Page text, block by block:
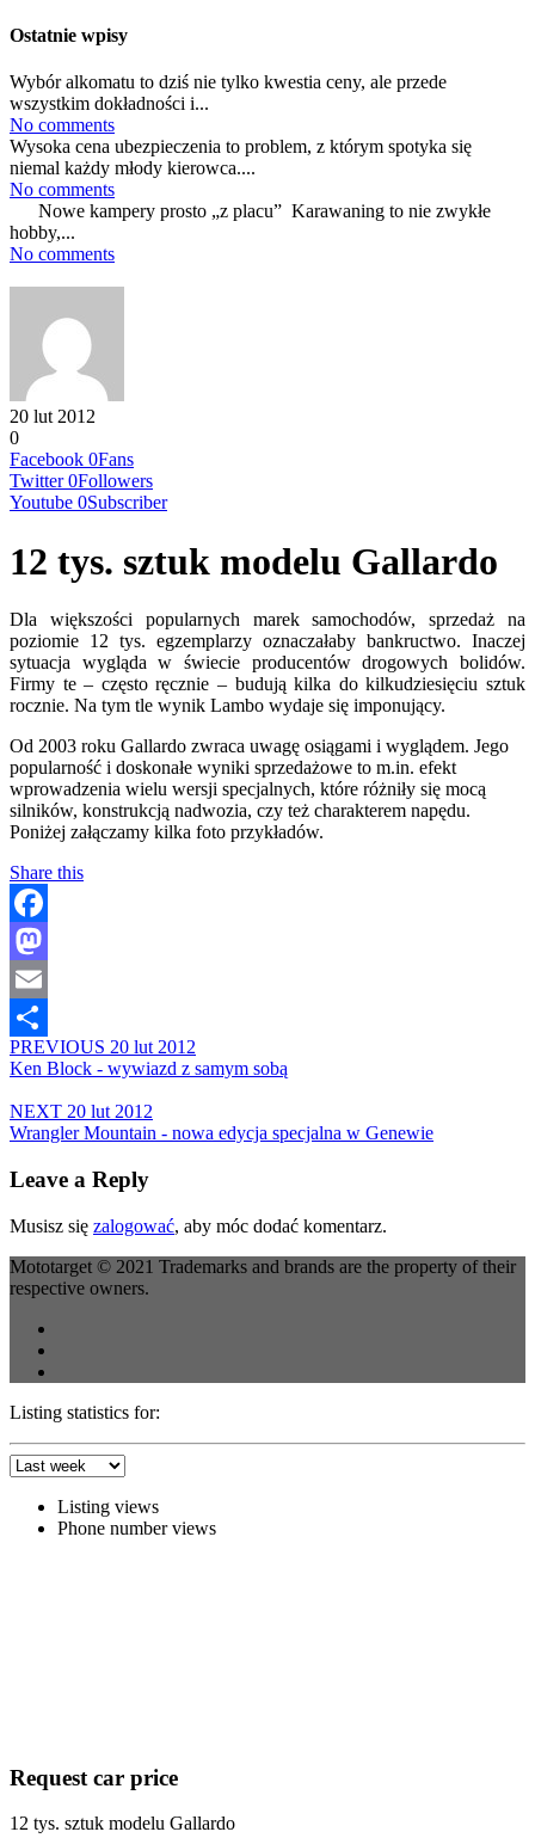
Ostatnie wpisy
Wybór alkomatu to dziś nie tylko kwestia ceny, ale przede
wszystkim dokładności i...
No comments
Wysoka cena ubezpieczenia to problem, z którym spotyka się
niemal każdy młody kierowca....
No comments
Nowe kampery prosto „z placu” Karawaning to nie zwykłe
hobby,...
No comments
20 lut 2012
0
Facebook 0Fans
Twitter 0Followers
Youtube 0Subscriber
12 tys. sztuk modelu Gallardo
Dla większości popularnych marek samochodów, sprzedaż na
poziomie 12 tys. egzemplarzy oznaczałaby bankructwo. Inaczej
sytuacja wygląda w świecie producentów drogowych bolidów.
Firmy te – często ręcznie – budują kilka do kilkudziesięciu sztuk
rocznie. Na tym tle wynik Lambo wydaje się imponujący.
Od 2003 roku Gallardo zwraca uwagę osiągami i wyglądem. Jego
popularność i doskonałe wyniki sprzedażowe to m.in. efekt
wprowadzenia wielu wersji specjalnych, które różniły się mocą
silników, konstrukcją nadwozia, czy też charakterem napędu.
Poniżej załączamy kilka foto przykładów.
Share this
Facebook
Mastodon
Email
Share
PREVIOUS 20 lut 2012
Ken Block - wywiazd z samym sobą
NEXT 20 lut 2012
Wrangler Mountain - nowa edycja specjalna w Genewie
Leave a Reply
Musisz się zalogować, aby móc dodać komentarz.
Mototarget © 2021 Trademarks and brands are the property of their
respective owners.
Listing statistics for:
Listing views
Phone number views
Request car price
12 tys. sztuk modelu Gallardo